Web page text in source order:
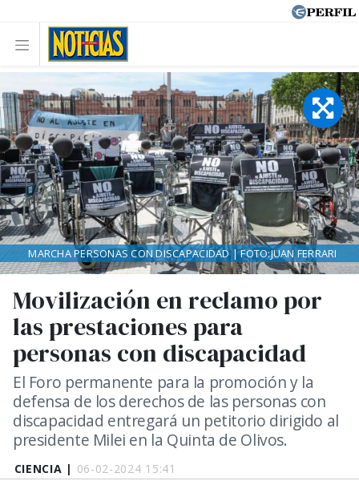
CIENCIA | 06-02-2024 15:41
Movilización en reclamo por
las prestaciones para
personas con discapacidad
El Foro permanente para la promoción y la
defensa de los derechos de las personas con
discapacidad entregará un petitorio dirigido al
presidente Milei en la Quinta de Olivos.
MARCHA PERSONAS CON DISCAPACIDAD | FOTO:JUAN FERRARI